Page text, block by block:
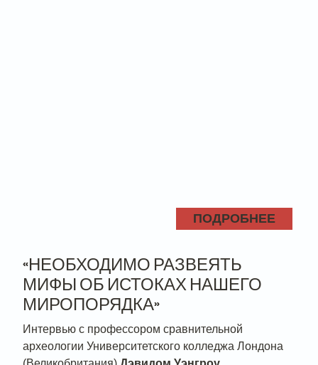
ПОДРОБНЕЕ
«НЕОБХОДИМО РАЗВЕЯТЬ
МИФЫ ОБ ИСТОКАХ НАШЕГО
МИРОПОРЯДКА»
Интервью с профессором сравнительной
археологии Университетского колледжа Лондона